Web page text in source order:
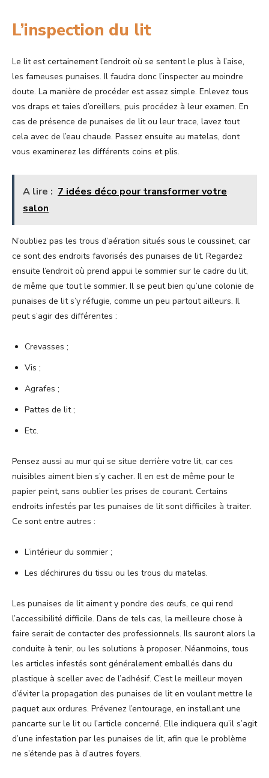
L’inspection du lit
Le lit est certainement l’endroit où se sentent le plus à l’aise,
les fameuses punaises. Il faudra donc l’inspecter au moindre
doute. La manière de procéder est assez simple. Enlevez tous
vos draps et taies d’oreillers, puis procédez à leur examen. En
cas de présence de punaises de lit ou leur trace, lavez tout
cela avec de l’eau chaude. Passez ensuite au matelas, dont
vous examinerez les différents coins et plis.
A lire : 7 idées déco pour transformer votre
salon
N’oubliez pas les trous d’aération situés sous le coussinet, car
ce sont des endroits favorisés des punaises de lit. Regardez
ensuite l’endroit où prend appui le sommier sur le cadre du lit,
de même que tout le sommier. Il se peut bien qu’une colonie de
punaises de lit s’y réfugie, comme un peu partout ailleurs. Il
peut s’agir des différentes :
Crevasses ;
Vis ;
Agrafes ;
Pattes de lit ;
Etc.
Pensez aussi au mur qui se situe derrière votre lit, car ces
nuisibles aiment bien s’y cacher. Il en est de même pour le
papier peint, sans oublier les prises de courant. Certains
endroits infestés par les punaises de lit sont difficiles à traiter.
Ce sont entre autres :
L’intérieur du sommier ;
Les déchirures du tissu ou les trous du matelas.
Les punaises de lit aiment y pondre des œufs, ce qui rend
l’accessibilité difficile. Dans de tels cas, la meilleure chose à
faire serait de contacter des professionnels. Ils sauront alors la
conduite à tenir, ou les solutions à proposer. Néanmoins, tous
les articles infestés sont généralement emballés dans du
plastique à sceller avec de l’adhésif. C’est le meilleur moyen
d’éviter la propagation des punaises de lit en voulant mettre le
paquet aux ordures. Prévenez l’entourage, en installant une
pancarte sur le lit ou l’article concerné. Elle indiquera qu’il s’agit
d’une infestation par les punaises de lit, afin que le problème
ne s’étende pas à d’autres foyers.